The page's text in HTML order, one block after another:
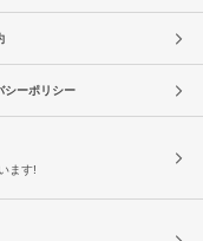
シーポリシー
ます!